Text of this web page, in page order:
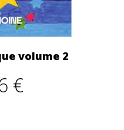
volume 2
€